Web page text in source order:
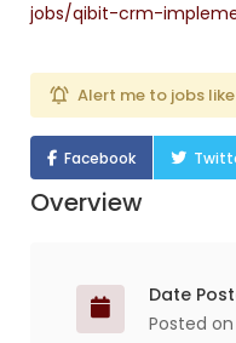
jobs/qibit-crm-
Alert me to jobs
Facebook
Overview
Date
Posted